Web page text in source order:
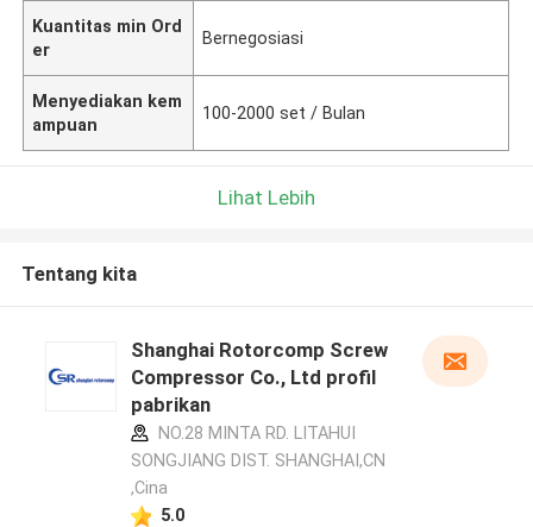
Kuantitas min Ord
er
Bernegosiasi
Menyediakan kem
ampuan
100-2000 set / Bulan
Lihat Lebih
Tentang kita
Shanghai Rotorcomp Screw
Compressor Co., Ltd profil
pabrikan
NO.28 MINTA RD. LITAHUI
SONGJIANG DIST. SHANGHAI,CN
,Cina
5.0